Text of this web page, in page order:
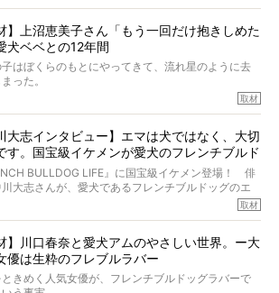
が、フレンチブルドッグの桃太郎は9歳で脳腫瘍を発
んと4年7ヶ月間も生き抜いたのです。旅立ったと
は13歳と11ヶ月、レジェンド級のレジェンドでし
らには、治療後3年間は一度も発作が起きなかったと
。
実はフレンチブルドッグだけでなく、脳腫瘍と闘う
オーナーである佐藤さんご夫婦に、治療の選択やケ
て詳しくお話しをうかがいました。
】上沼恵美子さん「もう一回だけ抱きしめた
犬ベベとの12年間
はぼくらのもとにやってきて、流れ星のように去
った。
たいと思う。
みをいますぐ解消することはできないが、話をき
泣いたり笑ったりするのもいいだろう。
だった、こんなにいい子だった、ほんとうに愛し
。
は上沼恵美子さんのご自宅へ伺って、お話をきこう
。
取材
大志インタビュー】エマは犬ではなく、大切
す。国宝級イケメンが愛犬のフレンチブルド
一緒に登場
BULLDOG LIFE』に国宝級イケメン登場！ 俳
大志さんが、愛犬であるフレンチブルドッグのエ
ん（2歳の女の子）にメロメロとの情報を聞きつけ、
ソードが次から次へと飛び出しました。
取材
】川口春奈と愛犬アムのやさしい世界。ー大
優は生粋のフレブルラバー
きめく人気女優が、フレンチブルドッグラバーで